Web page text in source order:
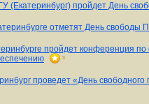
(Екатеринбург) пройдет День
отметят День свободы
пройдет конференция по
3
проведет «День свободного